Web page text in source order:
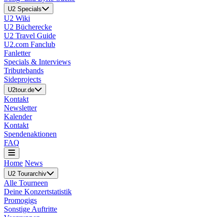
U2 Specials
U2 Wiki
U2 Bücherecke
U2 Travel Guide
U2.com Fanclub
Fanletter
Specials & Interviews
Tributebands
Sideprojects
U2tour.de
Kontakt
Newsletter
Kalender
Kontakt
Spendenaktionen
FAQ
Home News
U2 Tourarchiv
Alle Tourneen
Deine Konzertstatistik
Promogigs
Sonstige Auftritte